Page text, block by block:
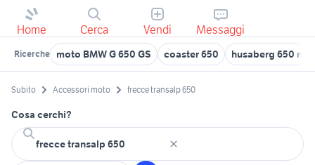
Home Cerca Vendi Messaggi
Ricerche moto BMW G 650 GS coaster 650 husaberg 650
Subito Accessori moto frecce transalp 650
Cosa cerchi?